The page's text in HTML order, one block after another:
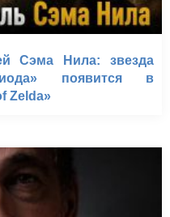
Сэма Нила: звезда
появится в
Zelda»